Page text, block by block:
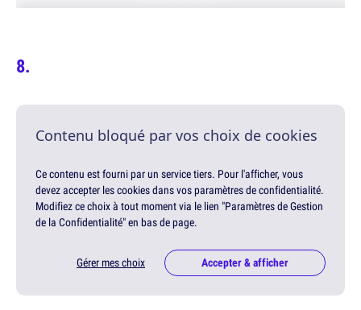
Contenu bloqué par vos choix de cookies
Ce contenu est fourni par un service tiers. Pour l'afficher, vous
devez accepter les cookies dans vos paramètres de confidentialité.
Modifiez ce choix à tout moment via le lien "Paramètres de Gestion
de la Confidentialité" en bas de page.
Gérer mes choix Accepter & afficher